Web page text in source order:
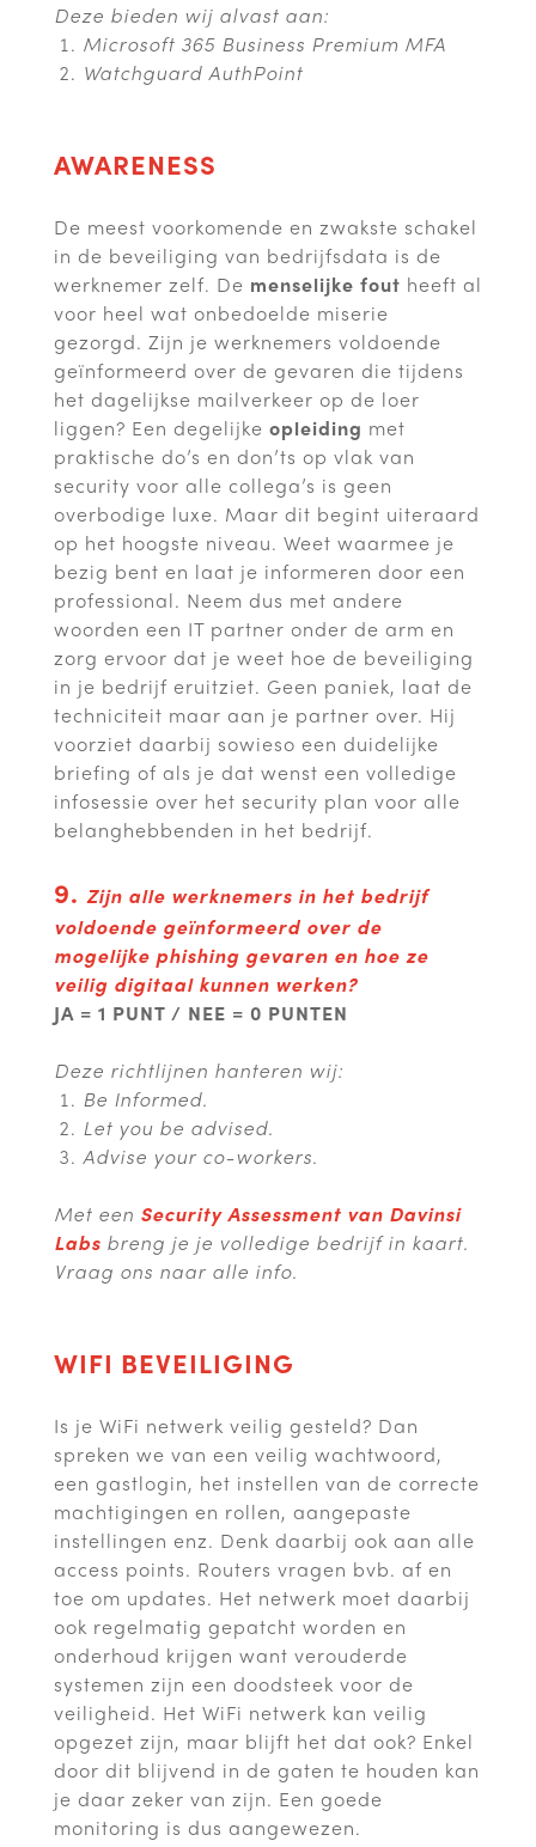
Deze bieden wij alvast aan:
Microsoft 365 Business Premium MFA
Watchguard AuthPoint
AWARENESS
De meest voorkomende en zwakste schakel
in de beveiliging van bedrijfsdata is de
werknemer zelf. De menselijke fout heeft al
voor heel wat onbedoelde miserie
gezorgd. Zijn je werknemers voldoende
geïnformeerd over de gevaren die tijdens
het dagelijkse mailverkeer op de loer
liggen? Een degelijke opleiding met
praktische do’s en don’ts op vlak van
security voor alle collega’s is geen
overbodige luxe. Maar dit begint uiteraard
op het hoogste niveau. Weet waarmee je
bezig bent en laat je informeren door een
professional. Neem dus met andere
woorden een IT partner onder de arm en
zorg ervoor dat je weet hoe de beveiliging
in je bedrijf eruitziet. Geen paniek, laat de
techniciteit maar aan je partner over. Hij
voorziet daarbij sowieso een duidelijke
briefing of als je dat wenst een volledige
infosessie over het security plan voor alle
belanghebbenden in het bedrijf.
9. Zijn alle werknemers in het bedrijf
voldoende geïnformeerd over de
mogelijke phishing gevaren en hoe ze
veilig digitaal kunnen werken?
JA = 1 PUNT / NEE = 0 PUNTEN
Deze richtlijnen hanteren wij:
Be Informed.
Let you be advised.
Advise your co-workers.
Met een Security Assessment van Davinsi
Labs breng je je volledige bedrijf in kaart.
Vraag ons naar alle info.
WIFI BEVEILIGING
Is je WiFi netwerk veilig gesteld? Dan
spreken we van een veilig wachtwoord,
een gastlogin, het instellen van de correcte
machtigingen en rollen, aangepaste
instellingen enz. Denk daarbij ook aan alle
access points. Routers vragen bvb. af en
toe om updates. Het netwerk moet daarbij
ook regelmatig gepatcht worden en
onderhoud krijgen want verouderde
systemen zijn een doodsteek voor de
veiligheid. Het WiFi netwerk kan veilig
opgezet zijn, maar blijft het dat ook? Enkel
door dit blijvend in de gaten te houden kan
je daar zeker van zijn. Een goede
monitoring is dus aangewezen.